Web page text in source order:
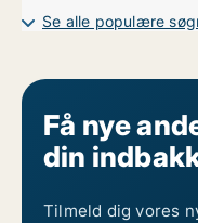
Se alle populære
Få nye
din
Tilmeld dig vores